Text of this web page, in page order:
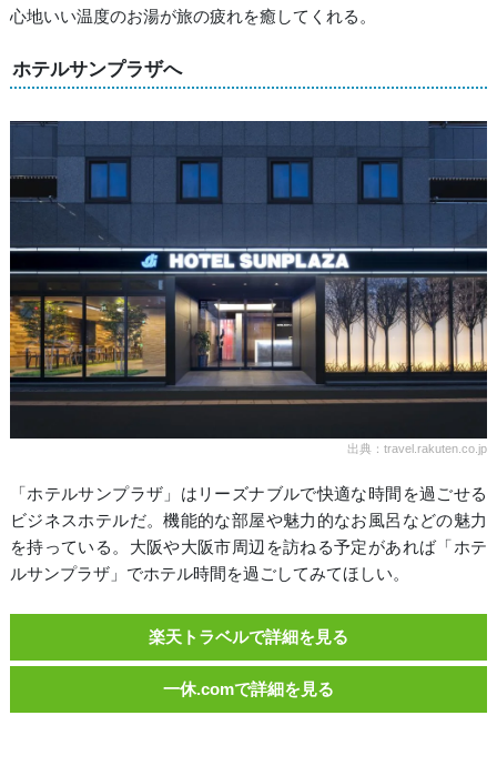
心地いい温度のお湯が旅の疲れを癒してくれる。
ホテルサンプラザへ
出典：travel.rakuten.co.jp
「ホテルサンプラザ」はリーズナブルで快適な時間を過ごせる
ビジネスホテルだ。機能的な部屋や魅力的なお風呂などの魅力
を持っている。大阪や大阪市周辺を訪ねる予定があれば「ホテ
ルサンプラザ」でホテル時間を過ごしてみてほしい。
楽天トラベルで詳細を見る
一休.comで詳細を見る